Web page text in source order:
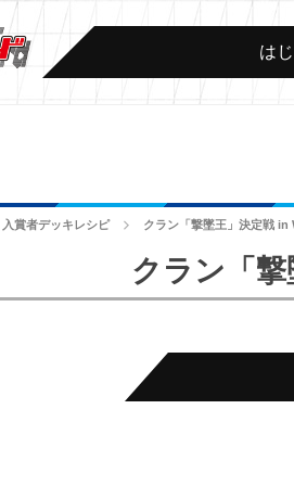
は
入賞者デッキレシピ クラン「撃墜王」決定戦 in
クラン「